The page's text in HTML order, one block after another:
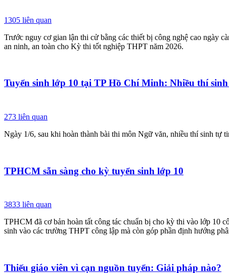
1305 liên quan
Trước nguy cơ gian lận thi cử bằng các thiết bị công nghệ cao ngày
an ninh, an toàn cho Kỳ thi tốt nghiệp THPT năm 2026.
Tuyển sinh lớp 10 tại TP Hồ Chí Minh: Nhiều thí
273 liên quan
Ngày 1/6, sau khi hoàn thành bài thi môn Ngữ văn, nhiều thí sinh tự
TPHCM sẵn sàng cho kỳ tuyển sinh lớp 10
3833 liên quan
TPHCM đã cơ bản hoàn tất công tác chuẩn bị cho kỳ thi vào lớp 10
sinh vào các trường THPT công lập mà còn góp phần định hướng
Thiếu giáo viên vì cạn nguồn tuyển: Giải pháp nào?